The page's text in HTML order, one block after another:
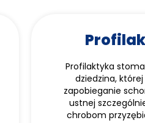
Profilaktyka
dziedzina,
zapobieganie
ustnej
chrobom